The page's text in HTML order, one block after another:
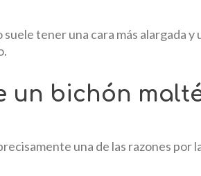
tener una cara más alargada
un bichón
una de las razones por